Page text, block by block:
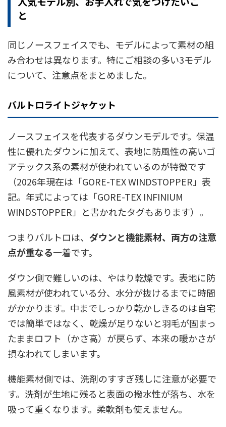
と
同じノースフェイスでも、モデルによって素材の組
み合わせは異なります。特にご相談の多い3モデル
について、注意点をまとめました。
バルトロライトジャケット
ノースフェイスを代表するダウンモデルです。保温
性に優れたダウンに加えて、表地に防風性の高いゴ
アテックス系の素材が使われているのが特徴です
（2026年現在は「GORE-TEX WINDSTOPPER」表
記。年式によっては「GORE-TEX INFINIUM
WINDSTOPPER」と書かれたタグもあります）。
つまりバルトロは、 ダウンと機能素材、両方の注意
点が重なる一着です。
ダウン側で難しいのは、やはり乾燥です。表地に防
風素材が使われている分、水分が抜けるまでに時間
がかかります。中までしっかり乾かしきるのは自宅
では簡単ではなく、乾燥が足りないと羽毛が固まっ
たままロフト（かさ高）が戻らず、本来の暖かさが
損なわれてしまいます。
機能素材側では、洗剤のすすぎ残しに注意が必要で
す。洗剤が生地に残ると表面の撥水性が落ち、水を
吸って重くなります。柔軟剤も使えません。